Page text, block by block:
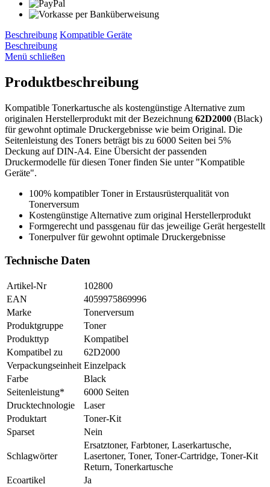
Beschreibung Kompatible Geräte
Beschreibung
Menü schließen
Produktbeschreibung
Kompatible Tonerkartusche als kostengünstige Alternative zum
originalen Herstellerprodukt mit der Bezeichnung 62D2000 (Black)
für gewohnt optimale Druckergebnisse wie beim Original. Die
Seitenleistung des Toners beträgt bis zu 6000 Seiten bei 5%
Deckung auf DIN-A4. Eine Übersicht der passenden
Druckermodelle für diesen Toner finden Sie unter "Kompatible
Geräte".
100% kompatibler Toner in Erstausrüsterqualität von
Tonerversum
Kostengünstige Alternative zum original Herstellerprodukt
Formgerecht und passgenau für das jeweilige Gerät hergestellt
Tonerpulver für gewohnt optimale Druckergebnisse
Technische Daten
Artikel-Nr
102800
EAN
4059975869996
Marke
Tonerversum
Produktgruppe
Toner
Produkttyp
Kompatibel
Kompatibel zu
62D2000
Verpackungseinheit Einzelpack
Farbe
Black
Seitenleistung*
6000 Seiten
Drucktechnologie
Laser
Produktart
Toner-Kit
Sparset
Nein
Schlagwörter
Ersatztoner, Farbtoner, Laserkartusche,
Lasertoner, Toner, Toner-Cartridge, Toner-Kit
Return, Tonerkartusche
Ecoartikel
Ja